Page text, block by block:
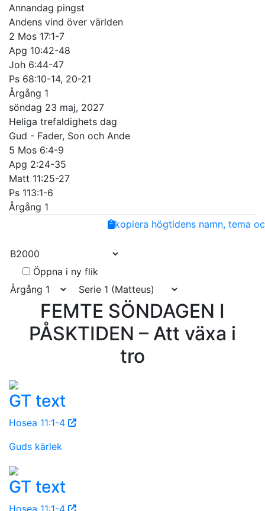
Annandag pingst
Andens vind över världen
2 Mos 17:1-7
Apg 10:42-48
Joh 6:44-47
Ps 68:10-14, 20-21
Årgång 1
söndag 23 maj, 2027
Heliga trefaldighets dag
Gud - Fader, Son och Ande
5 Mos 6:4-9
Apg 2:24-35
Matt 11:25-27
Ps 113:1-6
Årgång 1
EmailCopy
kopiera högtidens namn, tema
Öppna i ny flik
FEMTE SÖNDAGEN I
PÅSKTIDEN – Att växa i
tro
GT text
Hosea 11:1-4
Guds kärlek
GT text
Hosea 11:1-4